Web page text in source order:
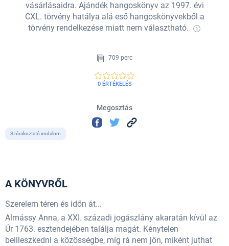
vásárlásaidra. Ajándék hangoskönyv az 1997. évi
CXL. törvény hatálya alá eső hangoskönyvekből a
törvény rendelkezése miatt nem választható.
709 perc
0 ÉRTÉKELÉS
Megosztás
Szórakoztató irodalom
A KÖNYVRŐL
Szerelem téren és időn át...
Almássy Anna, a XXI. századi jogászlány akaratán kívül az
Úr 1763. esztendejében találja magát. Kénytelen
beilleszkedni a közösségbe, míg rá nem jön, miként juthat